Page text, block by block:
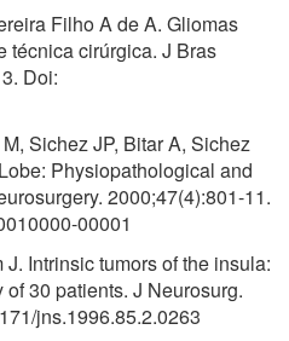
Filho A de A. Gliomas
técnica cirúrgica. J Bras
Doi:
Sichez JP, Bitar A, Sichez
Physiopathological and
2000;47(4):801-11.
00001
Intrinsic tumors of the insula:
30 patients. J Neurosurg.
jns.1996.85.2.0263